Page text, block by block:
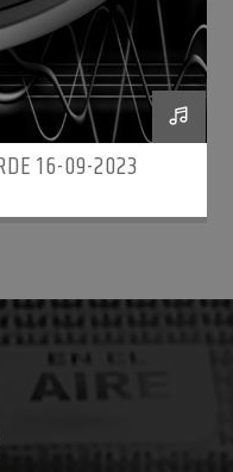
16-09-2023